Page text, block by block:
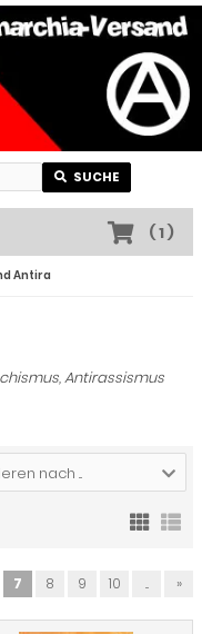
SUCHE
(1)
Antira
Antirassismus
nach ...
7 8 9 10 ... »